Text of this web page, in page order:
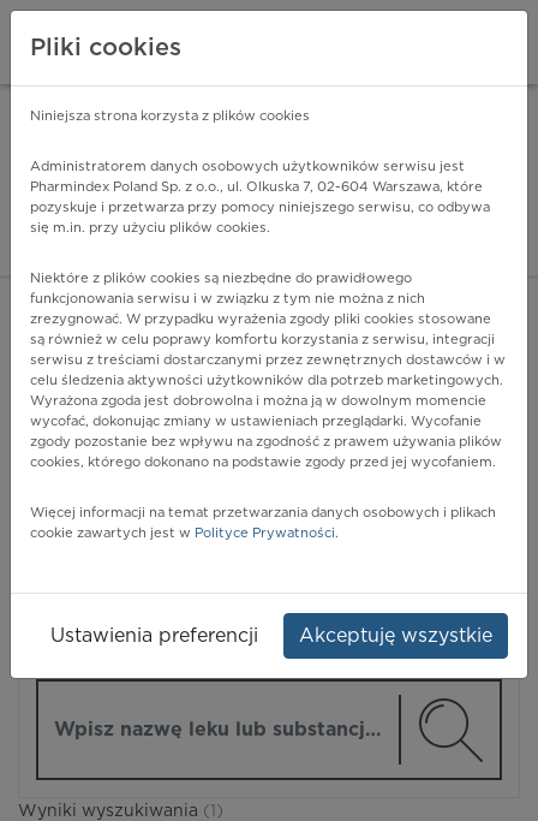
Pharmindex - lider
ZALOGUJ SIĘ
POKAŻ FILTRY
Pharmindex
Wyniki wyszukiwania (1)
Pliki cookies
Niniejsza strona korzysta z plików cookies
Administratorem danych osobowych użytkowników serwisu jest
Pharmindex Poland Sp. z o.o., ul. Olkuska 7, 02-604 Warszawa, które
pozyskuje i przetwarza przy pomocy niniejszego serwisu, co odbywa
się m.in. przy użyciu plików cookies.
Niektóre z plików cookies są niezbędne do prawidłowego
funkcjonowania serwisu i w związku z tym nie można z nich
zrezygnować. W przypadku wyrażenia zgody pliki cookies stosowane
są również w celu poprawy komfortu korzystania z serwisu, integracji
serwisu z treściami dostarczanymi przez zewnętrznych dostawców i w
celu śledzenia aktywności użytkowników dla potrzeb marketingowych.
Wyrażona zgoda jest dobrowolna i można ją w dowolnym momencie
wycofać, dokonując zmiany w ustawieniach przeglądarki. Wycofanie
zgody pozostanie bez wpływu na zgodność z prawem używania plików
cookies, którego dokonano na podstawie zgody przed jej wycofaniem.
Więcej informacji na temat przetwarzania danych osobowych i plikach
cookie zawartych jest w Polityce Prywatności.
Ustawienia preferencji Akceptuję wszystkie
ZA DARMO - w Google Play INSTALUJ